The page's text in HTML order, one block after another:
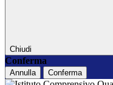
Chiudi
Conferma
Annulla Conferma